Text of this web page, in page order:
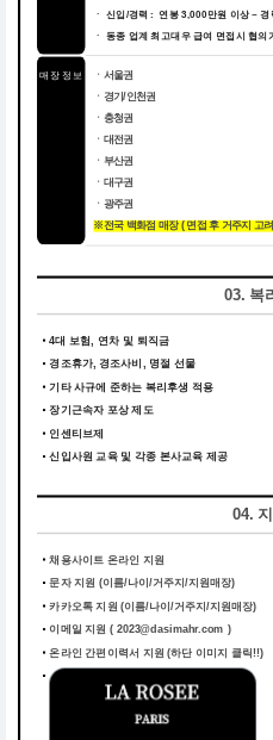
ㆍ 신입/경력 : 연봉 3,000만원 이상 ~
ㆍ 동종 업계 최고대우 급여 면접시 협의
매장 정보
ㆍ서울권
ㆍ경기/인천권
ㆍ충청권
ㆍ대전권
ㆍ부산권
ㆍ대구권
ㆍ광주권
※전국 백화점 매장 ( 면접 후 거주지 고
03. 복
4대 보험, 연차 및 퇴직금
경조휴가, 경조사비, 명절 선물
기타 사규에 준하는 복리후생 적용
장기근속자 포상 제도
인센티브제
신입사원 교육 및 각종 본사교육 제공
04.
채용사이트 온라인 지원
문자 지원 (이름/나이/거주지/지원매장)
카카오톡 지원 (이름/나이/거주지/지원매장)
이메일 지원 ( 2023@dasimahr.com )
온라인 간편이력서 지원 (하단 이미지 클릭!!)